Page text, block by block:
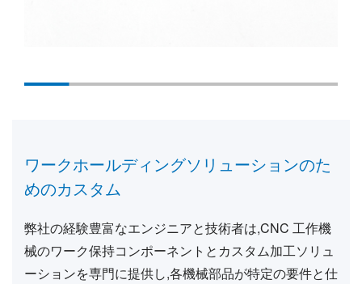
ワークホールディングソリューションのた
めのカスタム
弊社の経験豊富なエンジニアと技術者は,CNC 工作機
械のワーク保持コンポーネントとカスタム加工ソリュ
ーションを専門に提供し,各機械部品が特定の要件と仕